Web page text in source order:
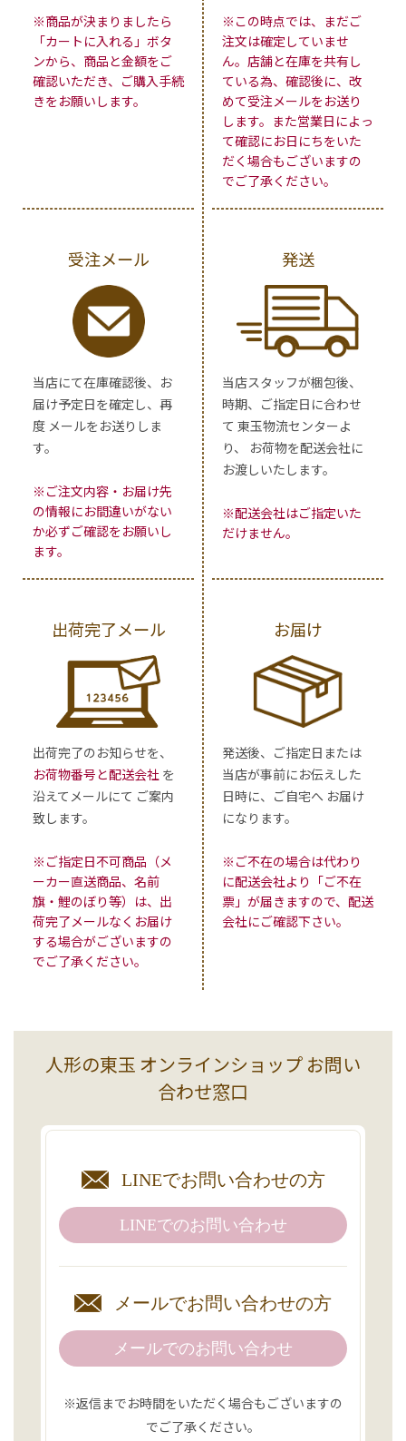
※商品が決まりましたら
「カートに入れる」ボタ
ンから、商品と金額をご
確認いただき、ご購入手続
きをお願いします。
※この時点では、まだご
注文は確定していませ
ん。店舗と在庫を共有し
ている為、確認後に、改
めて受注メールをお送り
します。また営業日によっ
て確認にお日にちをいた
だく場合もございますの
でご了承ください。
受注メール
当店にて在庫確認後、お
届け予定日を確定し、再
度 メールをお送りしま
す。
※ご注文内容・お届け先
の情報にお間違いがない
か必ずご確認をお願いし
ます。
発送
当店スタッフが梱包後、
時期、ご指定日に合わせ
て 東玉物流センターよ
り、 お荷物を配送会社に
お渡しいたします。
※配送会社はご指定いた
だけません。
出荷完了メール
出荷完了のお知らせを、
お荷物番号と配送会社 を
沿えてメールにて ご案内
致します。
※ご指定日不可商品（メ
ーカー直送商品、名前
旗・鯉のぼり等）は、出
荷完了メールなくお届け
する場合がございますの
でご了承ください。
お届け
発送後、ご指定日または
当店が事前にお伝えした
日時に、ご自宅へ お届け
になります。
※ご不在の場合は代わり
に配送会社より「ご不在
票」が届きますので、配送
会社にご確認下さい。
人形の東玉 オンラインショップ お問い
合わせ窓口
LINEでお問い合わせの方
LINEでのお問い合わせ
メールでお問い合わせの方
メールでのお問い合わせ
※返信までお時間をいただく場合もございますの
でご了承ください。